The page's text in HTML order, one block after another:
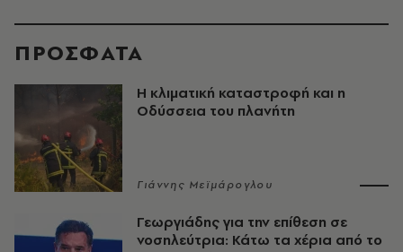
ΠΡΟΣΦΑΤΑ
Η κλιματική καταστροφή και η
Οδύσσεια του πλανήτη
Γιάννης Μεϊμάρογλου
Γεωργιάδης για την επίθεση σε
νοσηλεύτρια: Κάτω τα χέρια από το